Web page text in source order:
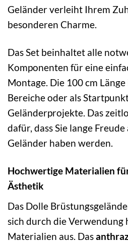
Geländer verleiht Ihrem
besonderen Charme.
Das Set beinhaltet alle
Komponenten für eine
Montage. Die 100 cm
Bereiche oder als
Geländerprojekte. Das
dafür, dass Sie lange
Geländer haben werden.
Hochwertige Materialien
Ästhetik
Das Dolle
sich durch die
Materialien aus. Das